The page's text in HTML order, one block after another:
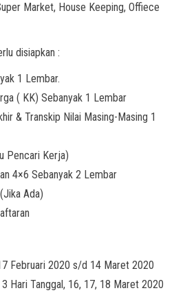
Market, House Keeping, Offiece
disiapkan :
1 Lembar.
( KK) Sebanyak 1 Lembar
& Transkip Nilai Masing-Masing 1
Pencari Kerja)
4×6 Sebanyak 2 Lembar
Ada)
Februari 2020 s/d 14 Maret 2020
Hari Tanggal, 16, 17, 18 Maret 2020